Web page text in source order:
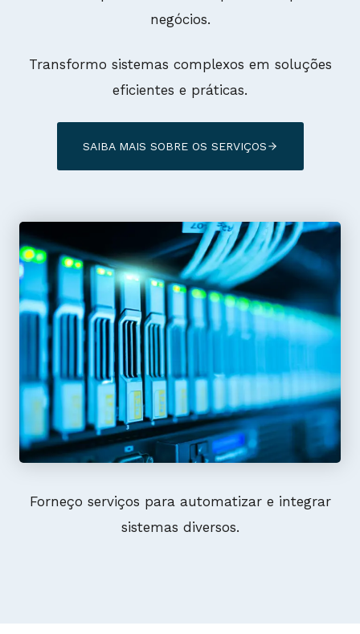
negócios.
Transformo sistemas complexos em soluções
eficientes e práticas.
SAIBA MAIS SOBRE OS SERVIÇOS
Forneço serviços para automatizar e integrar
sistemas diversos.